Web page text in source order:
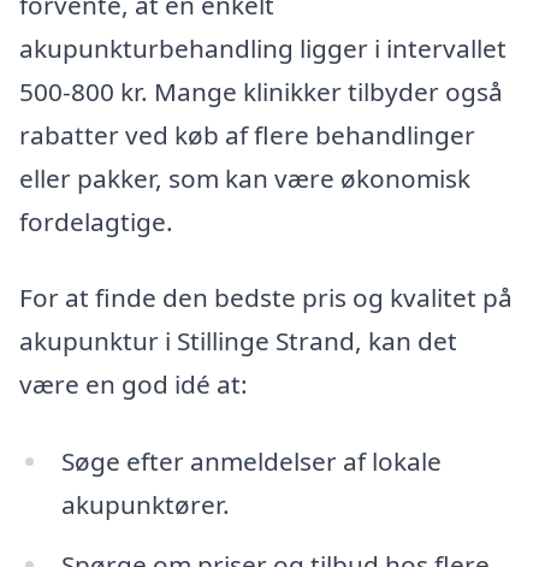
akupunkturbehandling ligger i intervallet
500-800 kr. Mange klinikker tilbyder også
rabatter ved køb af flere behandlinger
eller pakker, som kan være økonomisk
fordelagtige.
For at finde den bedste pris og kvalitet på
akupunktur i Stillinge Strand, kan det
være en god idé at:
Søge efter anmeldelser af lokale
akupunktører.